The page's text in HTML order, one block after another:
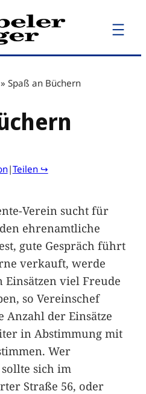
» Spaß an Büchern
|Teilen ↪
Verein sucht für
ehrenamtliche
gute Gespräch führt
verkauft, werde
Einsätzen viel Freude
so Vereinschef
Anzahl der Einsätze
in Abstimmung mit
Wer
sich im
Straße 56, oder